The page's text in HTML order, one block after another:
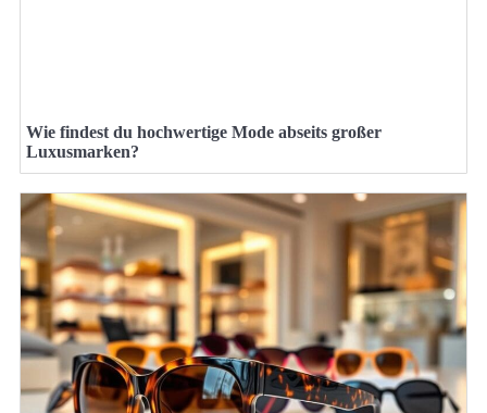
Wie findest du hochwertige Mode abseits großer
Luxusmarken?